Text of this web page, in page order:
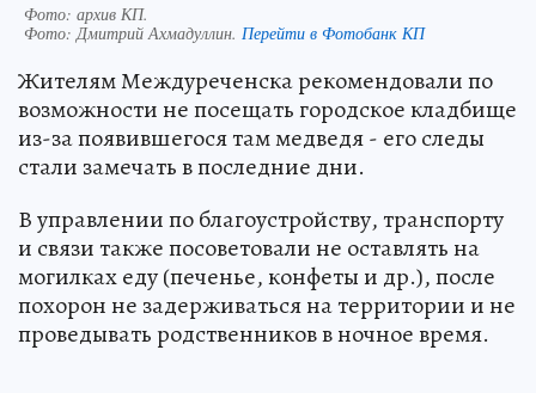
Фото: архив КП.
Фото: Дмитрий Ахмадуллин. Перейти в Фотобанк КП
Жителям Междуреченска рекомендовали по
возможности не посещать городское кладбище
из-за появившегося там медведя - его следы
стали замечать в последние дни.
В управлении по благоустройству, транспорту
и связи также посоветовали не оставлять на
могилках еду (печенье, конфеты и др.), после
похорон не задерживаться на территории и не
проведывать родственников в ночное время.